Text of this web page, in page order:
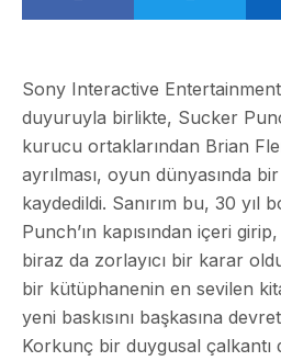
Sony Interactive
duyuruyla birlikte, Sucker
kurucu ortaklarından Brian
ayrılması, oyun dünyasında
kaydedildi. Sanırım bu, 30 yıl
Punch’ın kapısından içeri
biraz da zorlayıcı bir karar
bir kütüphanenin en sevilen
yeni baskısını başkasına
Korkunç bir duygusal çalkantı